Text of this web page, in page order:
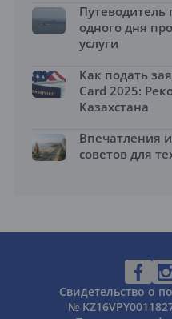
Путеводитель
одного дня
услуги
Как подать
Card 2025:
Казахстана
Впечатления
советов для
Свидетельство о
№